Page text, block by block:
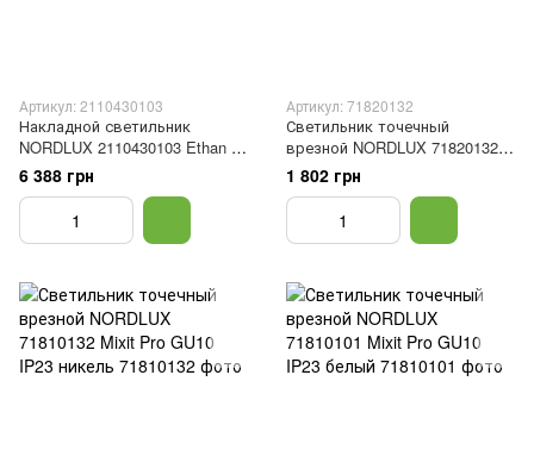
Артикул: 2110430103
Накладной светильник
NORDLUX 2110430103 Ethan 4
GU10 IP20
6 388 грн
Артикул: 71820132
Светильник точечный
врезной NORDLUX 71820132
Mixit GU10 IP23
1 802 грн